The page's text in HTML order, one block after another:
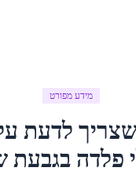
מידע מפורט
לדעת
פלדה בגבעת